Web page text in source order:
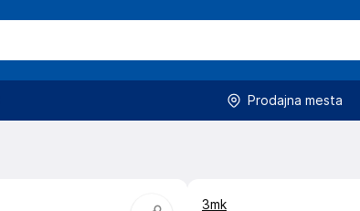
Prodajna mesta
3mk